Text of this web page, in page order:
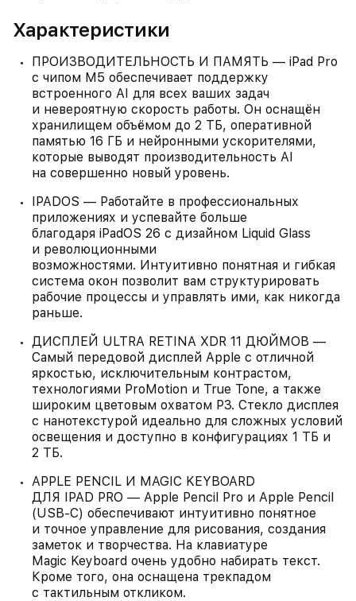
Характеристики
ПРОИЗВОДИТЕЛЬНОСТЬ И ПАМЯТЬ — iPad Pro
с чипом M5 обеспечивает поддержку
встроенного AI для всех ваших задач
и невероятную скорость работы. Он оснащён
хранилищем объёмом до 2 ТБ, оперативной
памятью 16 ГБ и нейронными ускорителями,
которые выводят производительность AI
на совершенно новый уровень.
IPADOS — Работайте в профессиональных
приложениях и успевайте больше
благодаря iPadOS 26 с дизайном Liquid Glass
и революционными
возможностями. Интуитивно понятная и гибкая
система окон позволит вам структурировать
рабочие процессы и управлять ими, как никогда
раньше.
ДИСПЛЕЙ ULTRA RETINA XDR 11 ДЮЙМОВ —
Самый передовой дисплей Apple с отличной
яркостью, исключительным контрастом,
технологиями ProMotion и True Tone, а также
широким цветовым охватом P3. Стекло дисплея
с нанотекстурой идеально для сложных условий
освещения и доступно в конфигурациях 1 ТБ и
2 ТБ.
APPLE PENCIL И MAGIC KEYBOARD
ДЛЯ IPAD PRO — Apple Pencil Pro и Apple Pencil
(USB‑C) обеспечивают интуитивно понятное
и точное управление для рисования, создания
заметок и творчества. На клавиатуре
Magic Keyboard очень удобно набирать текст.
Кроме того, она оснащена трекпадом
с тактильным откликом.